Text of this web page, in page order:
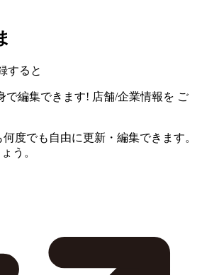
すると
で編集できます! 店舗/企業情報を ご
度でも自由に更新・編集できます。
う。